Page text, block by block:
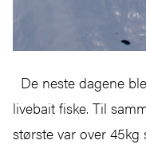
De neste dagene
livebait fiske. Til
største var over